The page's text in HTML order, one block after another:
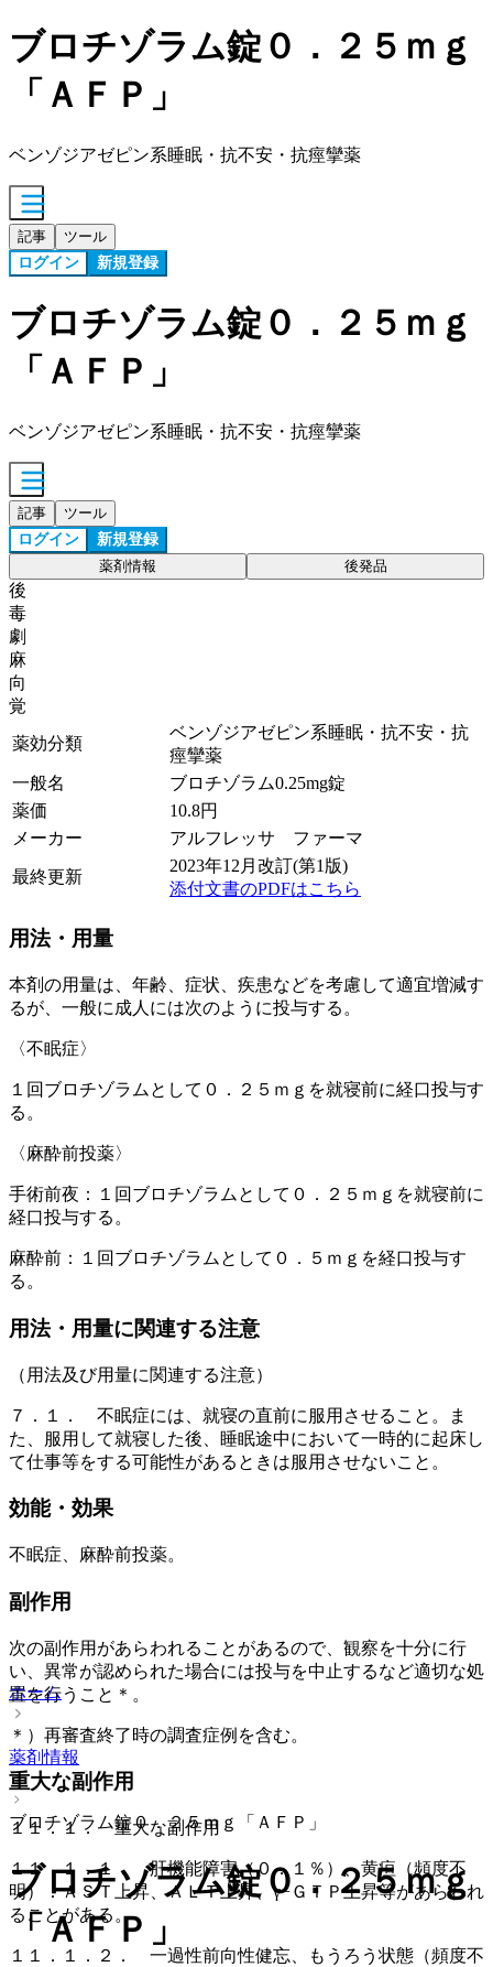
ブロチゾラム錠０．２５ｍｇ
「ＡＦＰ」
ベンゾジアゼピン系睡眠・抗不安・抗痙攣薬
記事 ツール
ログイン 新規登録
ブロチゾラム錠０．２５ｍｇ
「ＡＦＰ」
ベンゾジアゼピン系睡眠・抗不安・抗痙攣薬
記事 ツール
ログイン 新規登録
薬剤情報 後発品
後
毒
劇
麻
向
覚
薬効分類
ベンゾジアゼピン系睡眠・抗不安・抗
痙攣薬
一般名
ブロチゾラム0.25mg錠
薬価
10.8円
メーカー
アルフレッサ ファーマ
最終更新
2023年12月改訂(第1版)
添付文書のPDFはこちら
用法・用量
本剤の用量は、年齢、症状、疾患などを考慮して適宜増減す
るが、一般に成人には次のように投与する。
〈不眠症〉
１回ブロチゾラムとして０．２５ｍｇを就寝前に経口投与す
る。
〈麻酔前投薬〉
手術前夜：１回ブロチゾラムとして０．２５ｍｇを就寝前に
経口投与する。
麻酔前：１回ブロチゾラムとして０．５ｍｇを経口投与す
る。
用法・用量に関連する注意
（用法及び用量に関連する注意）
７．１． 不眠症には、就寝の直前に服用させること。ま
た、服用して就寝した後、睡眠途中において一時的に起床し
て仕事等をする可能性があるときは服用させないこと。
効能・効果
不眠症、麻酔前投薬。
副作用
次の副作用があらわれることがあるので、観察を十分に行
い、異常が認められた場合には投与を中止するなど適切な処
置を行うこと＊。
＊）再審査終了時の調査症例を含む。
重大な副作用
１１．１． 重大な副作用
１１．１．１． 肝機能障害（０．１％）、黄疸（頻度不
明）：ＡＳＴ上昇、ＡＬＴ上昇、γ−ＧＴＰ上昇等があらわれ
ることがある。
１１．１．２． 一過性前向性健忘、もうろう状態（頻度不
ホーム
薬剤情報
ブロチゾラム錠０．２５ｍｇ「ＡＦＰ」
ブロチゾラム錠０．２５ｍｇ
「ＡＦＰ」